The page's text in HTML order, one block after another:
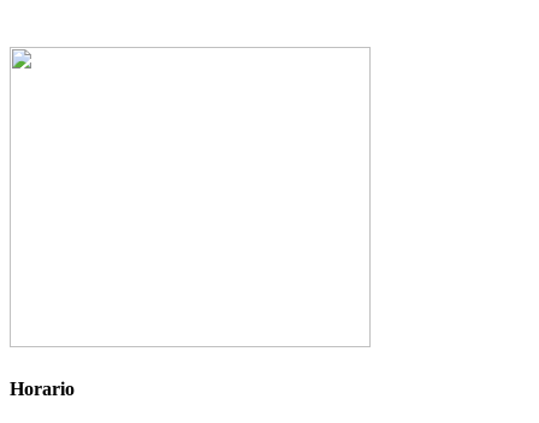
Horario